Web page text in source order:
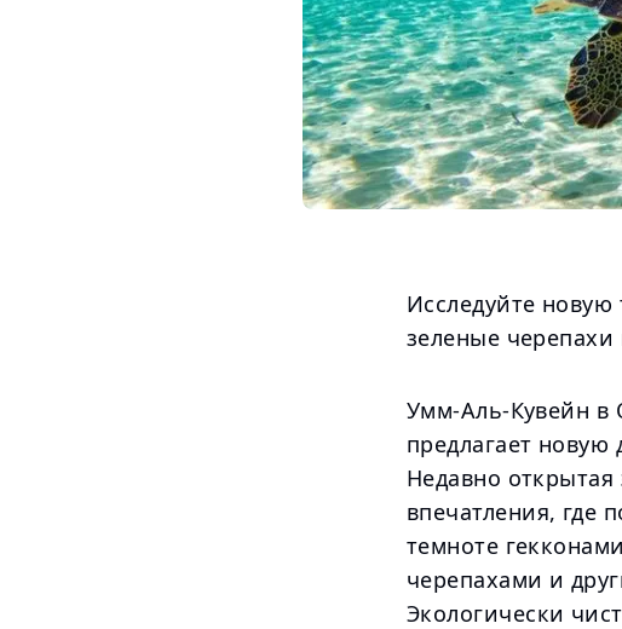
Исследуйте
зеленые
Умм-Аль-Кувейн в
предлагает
Недавно
впечатления, где
темноте
черепахами и
Экологически